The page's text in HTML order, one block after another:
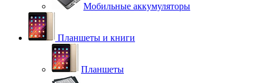
Мобильные аккумуляторы
Планшеты и книги
Планшеты